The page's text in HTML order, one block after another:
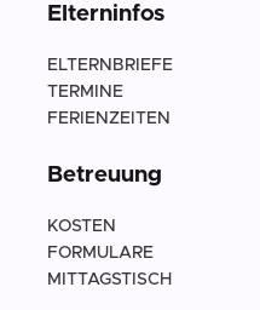
Elterninfos
ELTERNBRIEFE
TERMINE
FERIENZEITEN
Betreuung
KOSTEN
FORMULARE
MITTAGSTISCH